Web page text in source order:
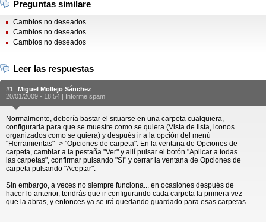
Preguntas similare
Cambios no deseados
Cambios no deseados
Cambios no deseados
Leer las respuestas
#1
Miguel Mollejo Sánchez
20/01/2009 - 18:54 | Informe spam
Normalmente, debería bastar el situarse en una carpeta cualquiera,
configurarla para que se muestre como se quiera (Vista de lista, iconos
organizados como se quiera) y después ir a la opción del menú
"Herramientas" -> "Opciones de carpeta". En la ventana de Opciones de
carpeta, cambiar a la pestaña "Ver" y allí pulsar el botón "Aplicar a todas
las carpetas", confirmar pulsando "Sí" y cerrar la ventana de Opciones de
carpeta pulsando "Aceptar".
Sin embargo, a veces no siempre funciona... en ocasiones después de
hacer lo anterior, tendrás que ir configurando cada carpeta la primera vez
que la abras, y entonces ya se irá quedando guardado para esas carpetas.